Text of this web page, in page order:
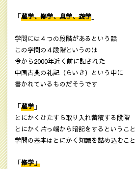
「蔵学、修学、息学、遊学 」
学問には４つの段階があるという話
この学問の４段階というのは
今から2000年近く前に記された
中国古典の礼記（らいき）という中に
書かれているものだそうです
「蔵学 」
とにかくひたすら取り入れ蓄積する段階
とにかく片っ端から暗記をするということ
学問の基本はとにかく知識を詰め込むこと
「修学」